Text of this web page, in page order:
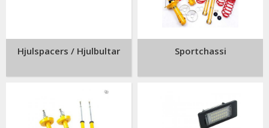
Hjulspacers / Hjulbultar Sportchassi